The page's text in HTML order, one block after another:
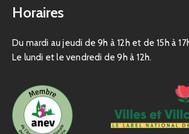
Horaires
Du mardi au jeudi de 9h à 12h et de 15h à
Le lundi et le vendredi de 9h à 12h.